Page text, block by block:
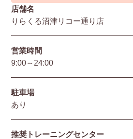
店舗名
りらくる沼津リコー通り店
営業時間
9:00～24:00
駐⾞場
あり
推奨トレーニングセンター